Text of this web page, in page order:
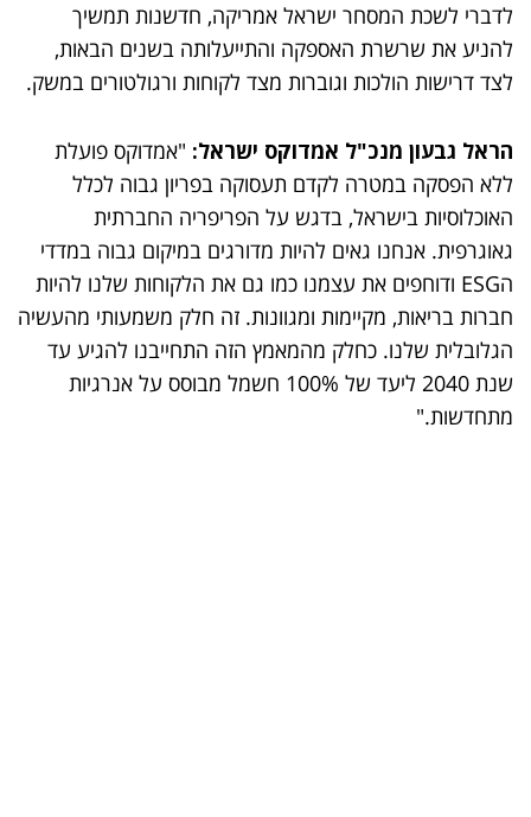
לדברי לשכת המסחר ישראל אמריקה, חדשנות תמשיך
להניע את שרשרת האספקה והתייעלותה בשנים הבאות,
לצד דרישות הולכות וגוברות מצד לקוחות ורגולטורים במשק.
הראל גבעון מנכ"ל אמדוקס ישראל: "אמדוקס פועלת
ללא הפסקה במטרה לקדם תעסוקה בפריון גבוה לכלל
האוכלוסיות בישראל, בדגש על הפריפריה החברתית
גאוגרפית. אנחנו גאים להיות מדורגים במיקום גבוה במדדי
הESG ודוחפים את עצמנו כמו גם את הלקוחות שלנו להיות
חברות בריאות, מקיימות ומגוונות. זה חלק משמעותי מהעשיה
הגלובלית שלנו. כחלק מהמאמץ הזה התחייבנו להגיע עד
שנת 2040 ליעד של 100% חשמל מבוסס על אנרגיות
מתחדשות."